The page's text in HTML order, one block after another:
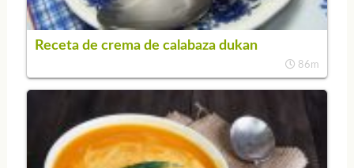
Receta de crema de calabaza dukan
86m